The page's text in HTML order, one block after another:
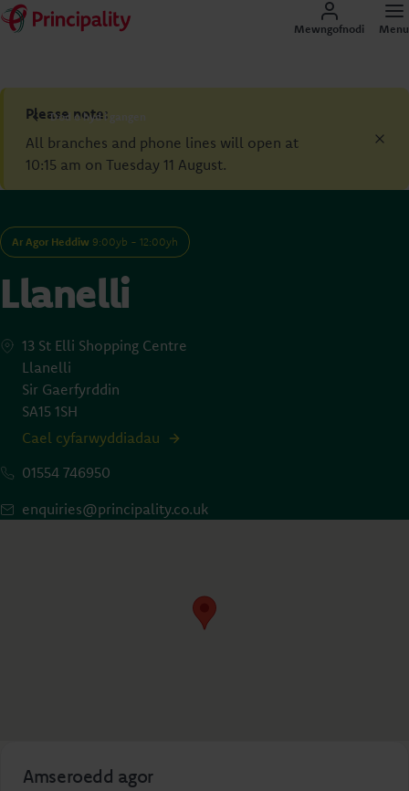
Mewngofnodi Menu
Dod o hyd i gangen
Please note:
All branches and phone lines will open at
10:15 am on Tuesday 11 August.
Ar Agor Heddiw 9:00yb - 12:00yh
Llanelli
13 St Elli Shopping Centre
Llanelli
Sir Gaerfyrddin
SA15 1SH
Cael cyfarwyddiadau
01554 746950
enquiries@principality.co.uk
Amseroedd agor